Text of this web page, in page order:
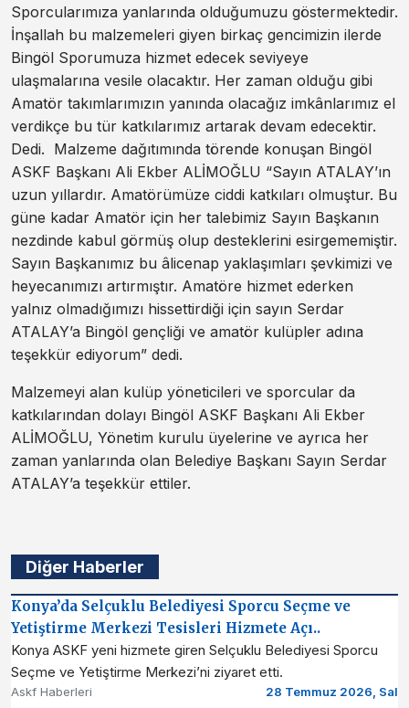
Sporcularımıza yanlarında olduğumuzu göstermektedir.
İnşallah bu malzemeleri giyen birkaç gencimizin ilerde
Bingöl Sporumuza hizmet edecek seviyeye
ulaşmalarına vesile olacaktır. Her zaman olduğu gibi
Amatör takımlarımızın yanında olacağız imkânlarımız el
verdikçe bu tür katkılarımız artarak devam edecektir.
Dedi. Malzeme dağıtımında törende konuşan Bingöl
ASKF Başkanı Ali Ekber ALİMOĞLU “Sayın ATALAY’ın
uzun yıllardır. Amatörümüze ciddi katkıları olmuştur. Bu
güne kadar Amatör için her talebimiz Sayın Başkanın
nezdinde kabul görmüş olup desteklerini esirgememiştir.
Sayın Başkanımız bu âlicenap yaklaşımları şevkimizi ve
heyecanımızı artırmıştır. Amatöre hizmet ederken
yalnız olmadığımızı hissettirdiği için sayın Serdar
ATALAY’a Bingöl gençliği ve amatör kulüpler adına
teşekkür ediyorum” dedi.
Malzemeyi alan kulüp yöneticileri ve sporcular da
katkılarından dolayı Bingöl ASKF Başkanı Ali Ekber
ALİMOĞLU, Yönetim kurulu üyelerine ve ayrıca her
zaman yanlarında olan Belediye Başkanı Sayın Serdar
ATALAY’a teşekkür ettiler.
Diğer Haberler
Konya’da Selçuklu Belediyesi Sporcu Seçme ve
Yetiştirme Merkezi Tesisleri Hizmete Açı..
Konya ASKF yeni hizmete giren Selçuklu Belediyesi Sporcu
Seçme ve Yetiştirme Merkezi’ni ziyaret etti.
Askf Haberleri 28 Temmuz 2026, Sal